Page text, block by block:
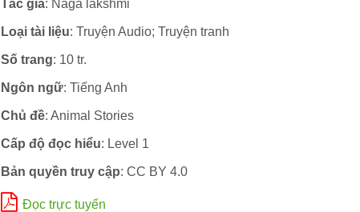
Tác giả: Naga lakshmi
Loại tài liệu: Truyện Audio; Truyện tranh
Số trang: 10 tr.
Ngôn ngữ: Tiếng Anh
Chủ đề: Animal Stories
Cấp độ đọc hiểu: Level 1
Bản quyền truy cập: CC BY 4.0
Đọc trực tuyến